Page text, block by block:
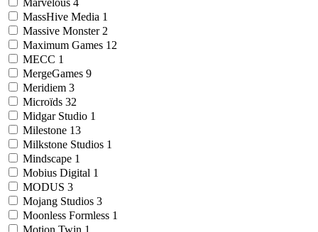
MassHive Media 1
Massive Monster 2
Maximum Games 12
MECC 1
MergeGames 9
Meridiem 3
Microïds 32
Midgar Studio 1
Milestone 13
Milkstone Studios 1
Mindscape 1
Mobius Digital 1
MODUS 3
Mojang Studios 3
Moonless Formless 1
Motion Twin 1